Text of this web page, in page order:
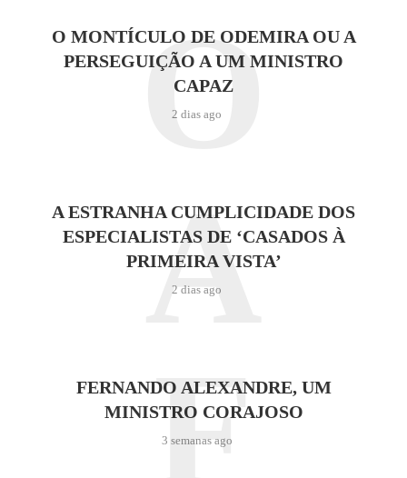
O MONTÍCULO DE ODEMIRA OU A
PERSEGUIÇÃO A UM MINISTRO
CAPAZ
2 dias ago
O
A ESTRANHA CUMPLICIDADE DOS
ESPECIALISTAS DE ‘CASADOS À
PRIMEIRA VISTA’
2 dias ago
A
FERNANDO ALEXANDRE, UM
MINISTRO CORAJOSO
3 semanas ago
F